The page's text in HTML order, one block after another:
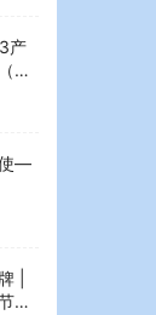
产
大
州
使—
|
暨